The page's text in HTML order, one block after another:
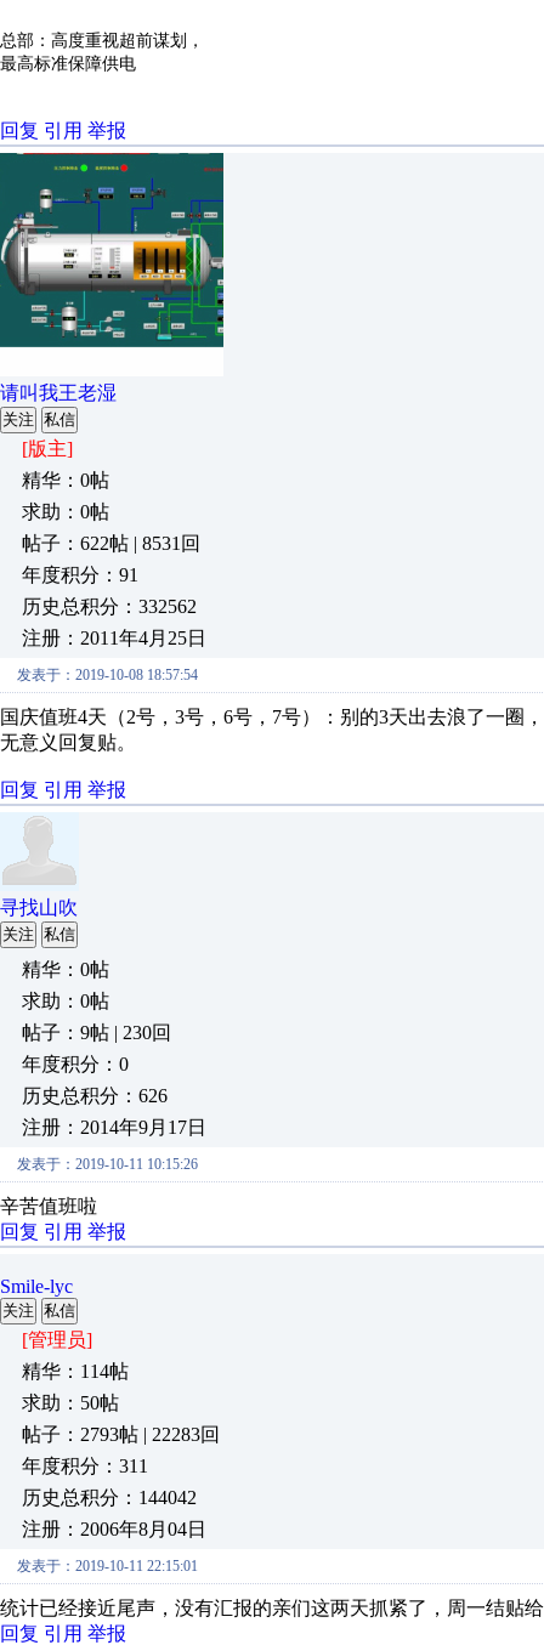
总部：高度重视超前谋划，
最高标准保障供电
回复 引用 举报
请叫我王老湿
关注 私信
[版主]
精华：0帖
求助：0帖
帖子：622帖 | 8531回
年度积分：91
历史总积分：332562
注册：2011年4月25日
发表于：2019-10-08 18:57:54
国庆值班4天（2号，3号，6号，7号）：别的3天出去浪了一
无意义回复贴。
回复 引用 举报
寻找山吹
关注 私信
精华：0帖
求助：0帖
帖子：9帖 | 230回
年度积分：0
历史总积分：626
注册：2014年9月17日
发表于：2019-10-11 10:15:26
辛苦值班啦
回复 引用 举报
Smile-lyc
关注 私信
[管理员]
精华：114帖
求助：50帖
帖子：2793帖 | 22283回
年度积分：311
历史总积分：144042
注册：2006年8月04日
发表于：2019-10-11 22:15:01
统计已经接近尾声，没有汇报的亲们这两天抓紧了，周一结贴
回复 引用 举报